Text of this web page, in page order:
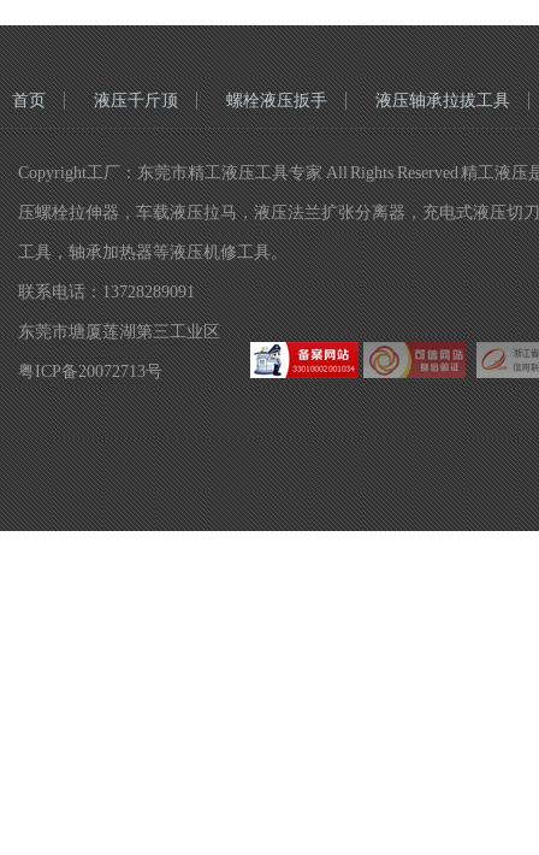
首页 液压千斤顶 螺栓液压扳手 液压轴承拉拔工具
Copyright工厂：东莞市精工液压工具专家 All Rights Reserved 精工
压螺栓拉伸器，车载液压拉马，液压法兰扩张分离器，充电式液压切
工具，轴承加热器等液压机修工具。
联系电话：13728289091
东莞市塘厦莲湖第三工业区
粤ICP备20072713号